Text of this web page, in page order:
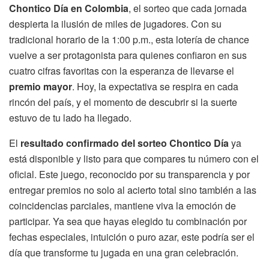
Chontico Día en Colombia, el sorteo que cada jornada
despierta la ilusión de miles de jugadores. Con su
tradicional horario de la 1:00 p.m., esta lotería de chance
vuelve a ser protagonista para quienes confiaron en sus
cuatro cifras favoritas con la esperanza de llevarse el
premio mayor. Hoy, la expectativa se respira en cada
rincón del país, y el momento de descubrir si la suerte
estuvo de tu lado ha llegado.
El resultado confirmado del sorteo Chontico Díaya
está disponible y listo para que compares tu número con el
oficial. Este juego, reconocido por su transparencia y por
entregar premios no solo al acierto total sino también a las
coincidencias parciales, mantiene viva la emoción de
participar. Ya sea que hayas elegido tu combinación por
fechas especiales, intuición o puro azar, este podría ser el
día que transforme tu jugada en una gran celebración.